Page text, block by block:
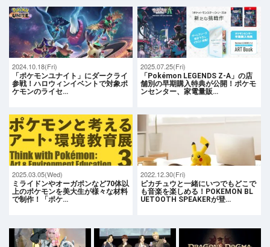
2024.10.18(Fri)
「ポケモンユナイト」にダークライ
参戦！ハロウィンイベントで対象ポ
ケモンのライセ…
2025.07.25(Fri)
「Pokémon LEGENDS Z-A」の店
舗別の早期購入特典が公開！ポケモ
ンセンター、家電量販…
2025.03.05(Wed)
ミライドンやオーガポンなど70体以
上のポケモンを美大生が様々な材料
で制作！「ポケ…
2022.12.30(Fri)
ピカチュウと一緒にいつでもどこで
も音楽を楽しめる！POKEMON BL
UETOOTH SPEAKERが登…